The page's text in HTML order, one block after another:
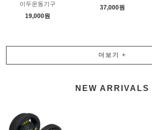
이두운동기구
19,000원
37,000원
더보기 +
NEW ARRIVALS